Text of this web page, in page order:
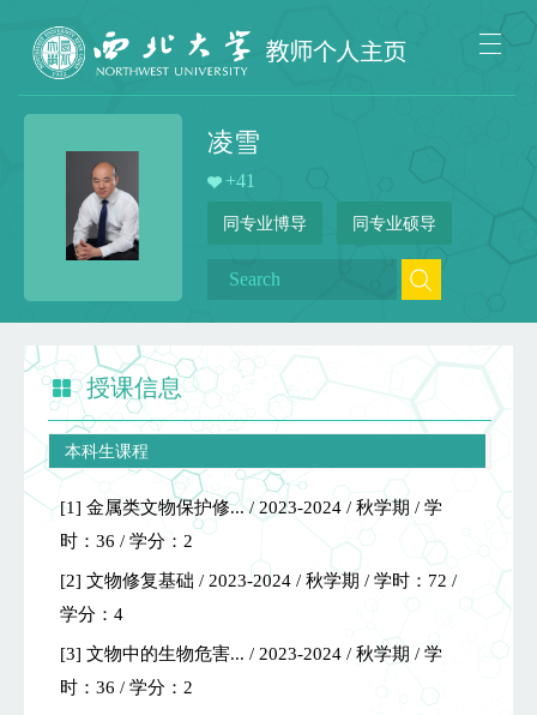
凌雪
+41
同专业博导 同专业硕导
授课信息
本科生课程
[1] 金属类文物保护修... / 2023-2024 / 秋学期 / 学
时：36 / 学分：2
[2] 文物修复基础 / 2023-2024 / 秋学期 / 学时：72 /
学分：4
[3] 文物中的生物危害... / 2023-2024 / 秋学期 / 学
时：36 / 学分：2